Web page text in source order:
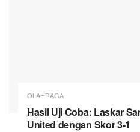
OLAHRAGA
Hasil Uji Coba: Laskar
United dengan Skor 3-1